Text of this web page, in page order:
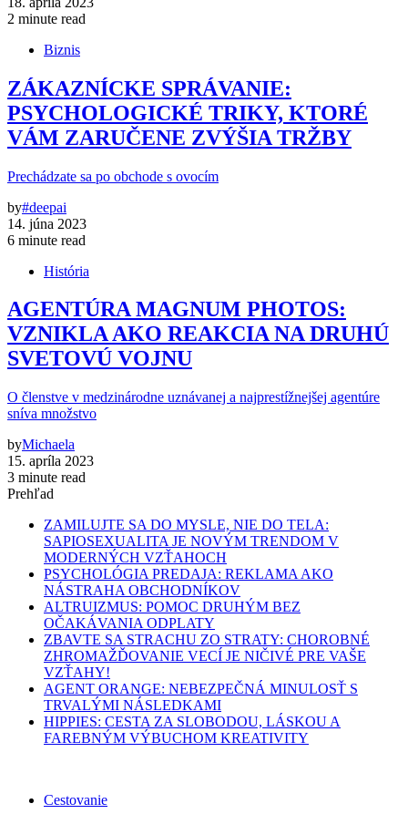
2 minute read
Biznis
ZÁKAZNÍCKE SPRÁVANIE:
PSYCHOLOGICKÉ TRIKY, KTORÉ
VÁM ZARUČENE ZVÝŠIA TRŽBY
Prechádzate sa po obchode s ovocím
by#deepai
14. júna 2023
6 minute read
História
AGENTÚRA MAGNUM PHOTOS:
VZNIKLA AKO REAKCIA NA DRUHÚ
SVETOVÚ VOJNU
O členstve v medzinárodne uznávanej a najprestížnejšej agentúre
sníva množstvo
byMichaela
15. apríla 2023
3 minute read
Prehľad
ZAMILUJTE SA DO MYSLE, NIE DO TELA:
SAPIOSEXUALITA JE NOVÝM TRENDOM V
MODERNÝCH VZŤAHOCH
PSYCHOLÓGIA PREDAJA: REKLAMA AKO
NÁSTRAHA OBCHODNÍKOV
ALTRUIZMUS: POMOC DRUHÝM BEZ
OČAKÁVANIA ODPLATY
ZBAVTE SA STRACHU ZO STRATY: CHOROBNÉ
ZHROMAŽĎOVANIE VECÍ JE NIČIVÉ PRE VAŠE
VZŤAHY!
AGENT ORANGE: NEBEZPEČNÁ MINULOSŤ S
TRVALÝMI NÁSLEDKAMI
HIPPIES: CESTA ZA SLOBODOU, LÁSKOU A
FAREBNÝM VÝBUCHOM KREATIVITY
Cestovanie